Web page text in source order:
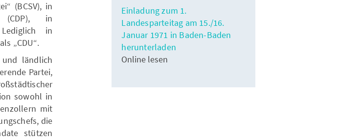
(BCSV), in
(CDP), in
in
„CDU“.
ländlich
Partei,
sowohl in
mit
die
stützen
Einladung zum 1.
Landesparteitag am 15./16.
Januar 1971 in Baden-Baden
herunterladen
Online lesen